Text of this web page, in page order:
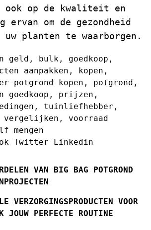
ook op de kwaliteit en
ervan om de gezondheid
planten te waarborgen.
geld , bulk , goedkoop ,
aanpakken , kopen ,
potgrond kopen , potgrond ,
goedkoop , prijzen ,
, tuinliefhebber ,
vergelijken , voorraad
mengen
Twitter Linkedin
VAN BIG BAG POTGROND
VERZORGINGSPRODUCTEN VOOR
JOUW PERFECTE ROUTINE